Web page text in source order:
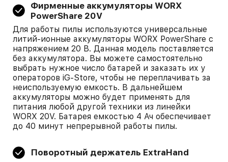
Фирменные аккумуляторы WORX
PowerShare 20V
Для работы пилы используются универсальные
литий-ионные аккумуляторы WORX PowerShare с
напряжением 20 В. Данная модель поставляется
без аккумулятора. Вы можете самостоятельно
выбрать нужное число батарей и заказать их у
операторов iG-Store, чтобы не переплачивать за
неиспользуемую емкость. В дальнейшем
аккумуляторы можно будет применять для
питания любой другой техники из линейки
WORX 20V. Батарея емкостью 4 Ач обеспечивает
до 40 минут непрерывной работы пилы.
Поворотный держатель ExtraHand